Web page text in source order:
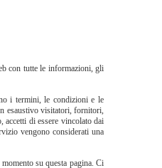
con tutte le informazioni, gli
i termini, le condizioni e le
esaustivo visitatori, fornitori,
accetti di essere vincolato dai
vengono considerati una
su questa pagina. Ci